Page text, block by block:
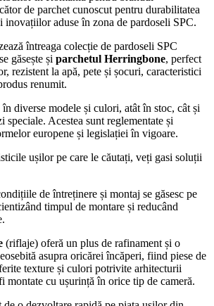
de parchet cunoscut pentru durabilitatea
inovațiilor aduse în zona de pardoseli SPC.
întreaga colecție de pardoseli SPC
găsește și parchetul Herringbone, perfect
rezistent la apă, pete și șocuri, caracteristici
renumit.
diverse modele și culori, atât în stoc, cât și
speciale. Acestea sunt reglementate și
europene și legislației în vigoare.
ușilor pe care le căutați, veți gasi soluții
de întreținere și montaj se găsesc pe
timpul de montare și reducând
(riflaje) oferă un plus de rafinament și o
asupra oricărei încăperi, fiind piese de
texture și culori potrivite arhitecturii
montate cu ușurință în orice tip de cameră.